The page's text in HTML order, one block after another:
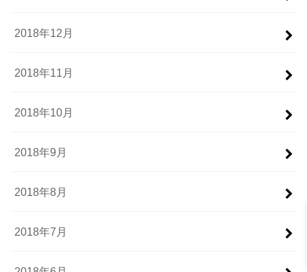
2018年12月
2018年11月
2018年10月
2018年9月
2018年8月
2018年7月